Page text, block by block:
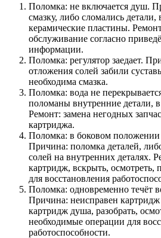
Поломка: не включается душ.
смазку, либо сломались детали,
керамические пластины.
обслуживание согласно
информации.
Поломка: регулятор заедает.
отложения солей забили
необходима смазка.
Поломка: вода не
поломаны внутренние детали,
Ремонт: замена негодных
картриджа.
Поломка: в боковом положении
Причина: поломка деталей,
солей на внутренних деталях.
картридж, вскрыть, осмотреть,
для восстановления
Поломка: одновременно течёт
Причина: неисправен
картридж душа, разобрать,
необходимые операции для
работоспособности.